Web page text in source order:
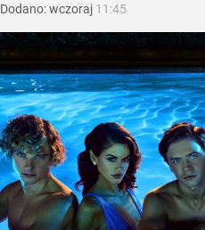
Dodano:wczoraj 11:45